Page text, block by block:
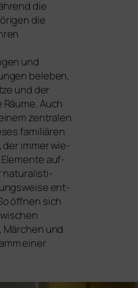
die
die
und
bele­ben,
und der
Auch
zentralen
fami­liä­ren
der immer wie­
auf­
natu­ra­lis­ti­
ent­
öff­nen sich
Märchen und
einer